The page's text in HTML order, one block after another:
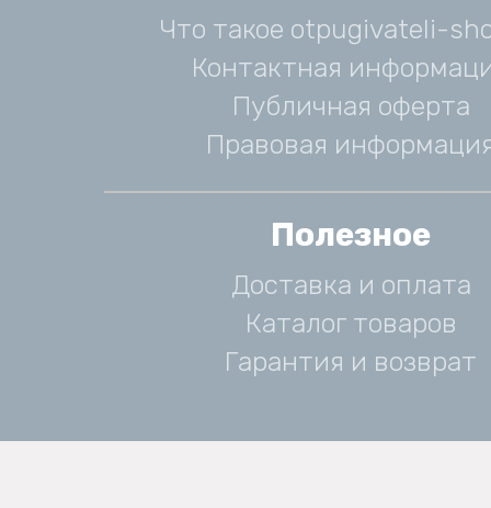
Что такое otpugivateli-
Контактная
Публичная оферта
Правовая
Полезное
Доставка и оплата
Каталог товаров
Гарантия и возврат